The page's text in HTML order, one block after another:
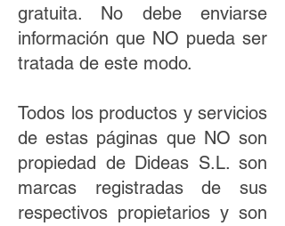
gratuita. No debe enviarse
información que NO pueda ser
tratada de este modo.
Todos los productos y servicios
de estas páginas que NO son
propiedad de Dideas S.L. son
marcas registradas de sus
respectivos propietarios y son